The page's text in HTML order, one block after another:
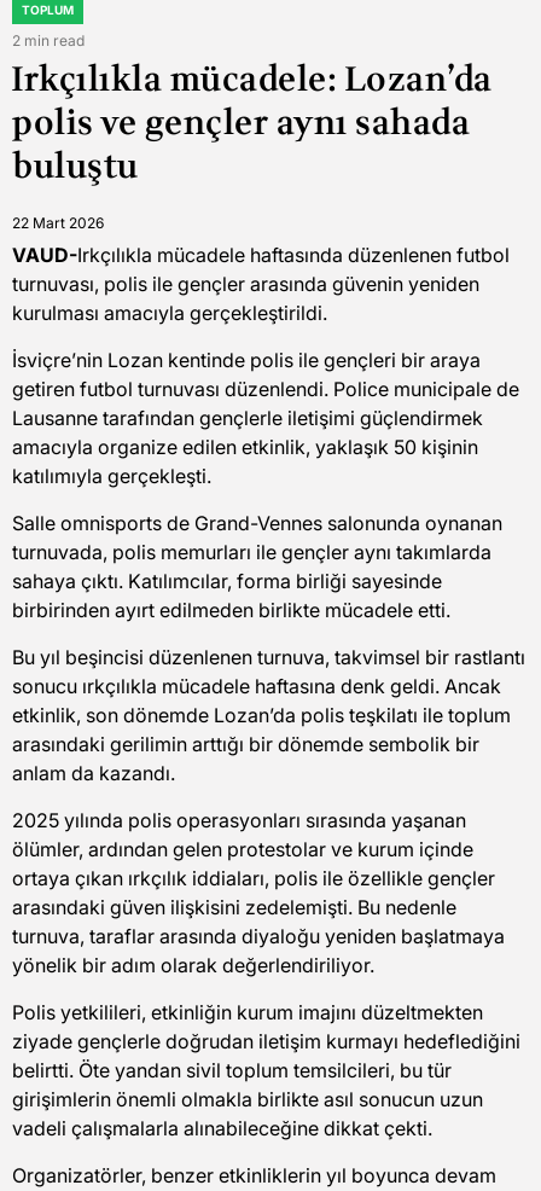
POSTED
IN
TOPLUM
Estimated
read
time
2 min read
Irkçılıkla mücadele: Lozan’da
polis ve gençler aynı sahada
buluştu
22 Mart 2026
VAUD-Irkçılıkla mücadele haftasında düzenlenen futbol
turnuvası, polis ile gençler arasında güvenin yeniden
kurulması amacıyla gerçekleştirildi.
İsviçre’nin Lozan kentinde polis ile gençleri bir araya
getiren futbol turnuvası düzenlendi. Police municipale de
Lausanne tarafından gençlerle iletişimi güçlendirmek
amacıyla organize edilen etkinlik, yaklaşık 50 kişinin
katılımıyla gerçekleşti.
Salle omnisports de Grand-Vennes salonunda oynanan
turnuvada, polis memurları ile gençler aynı takımlarda
sahaya çıktı. Katılımcılar, forma birliği sayesinde
birbirinden ayırt edilmeden birlikte mücadele etti.
Bu yıl beşincisi düzenlenen turnuva, takvimsel bir rastlantı
sonucu ırkçılıkla mücadele haftasına denk geldi. Ancak
etkinlik, son dönemde Lozan’da polis teşkilatı ile toplum
arasındaki gerilimin arttığı bir dönemde sembolik bir
anlam da kazandı.
2025 yılında polis operasyonları sırasında yaşanan
ölümler, ardından gelen protestolar ve kurum içinde
ortaya çıkan ırkçılık iddiaları, polis ile özellikle gençler
arasındaki güven ilişkisini zedelemişti. Bu nedenle
turnuva, taraflar arasında diyaloğu yeniden başlatmaya
yönelik bir adım olarak değerlendiriliyor.
Polis yetkilileri, etkinliğin kurum imajını düzeltmekten
ziyade gençlerle doğrudan iletişim kurmayı hedeflediğini
belirtti. Öte yandan sivil toplum temsilcileri, bu tür
girişimlerin önemli olmakla birlikte asıl sonucun uzun
vadeli çalışmalarla alınabileceğine dikkat çekti.
Organizatörler, benzer etkinliklerin yıl boyunca devam